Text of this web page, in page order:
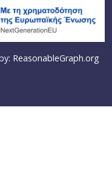
ReasonableGraph.org